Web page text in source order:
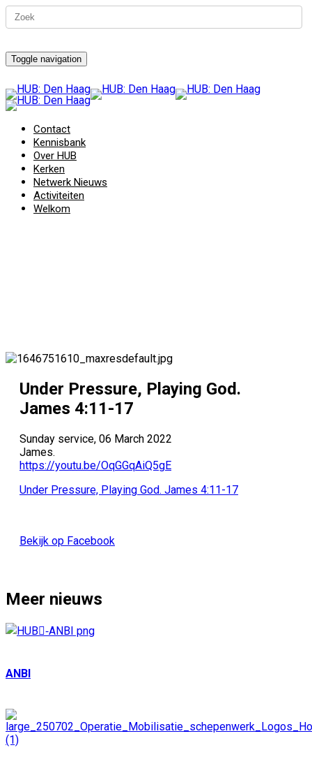
Toggle navigation
Contact
Kennisbank
Over HUB
Kerken
Netwerk Nieuws
Activiteiten
Welkom
Under Pressure, Playing God.
James 4:11-17
Sunday service, 06 March 2022
James.
https://youtu.be/OqGGqAiQ5gE
Under Pressure, Playing God. James 4:11-17
Bekijk op Facebook
Meer nieuws
ANBI